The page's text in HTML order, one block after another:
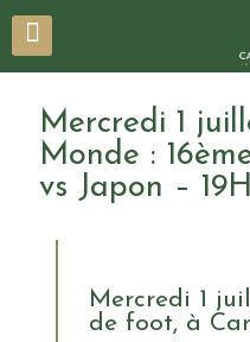
Mercredi 1
Monde :
vs Japon –
Mercredi 1
de foot, à